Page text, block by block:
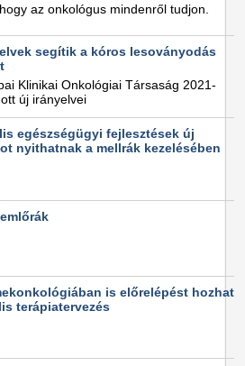
az onkológus mindenről tudjon.
segítik a kóros lesoványodás
Klinikai Onkológiai Társaság 2021-
új irányelvei
egészségügyi fejlesztések új
nyithatnak a mellrák kezelésében
is előrelépést hozhat
terápiatervezés